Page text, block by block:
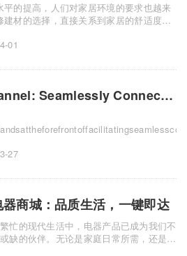
平的提高，人们对家居环境的要求也越来
建材的选择，直接关系到家居的舒适度和
许多消费者在选择时感到困惑。为了解决
01
CE-Channel: Seamlessly Connect with Global Partnerships, Accelerating Your International Business Ex
27
器商城：品质生活，一键即达
忙的现代生活中，电器产品已成为我们不
缺的伙伴。无论是家庭日常所需，还是办